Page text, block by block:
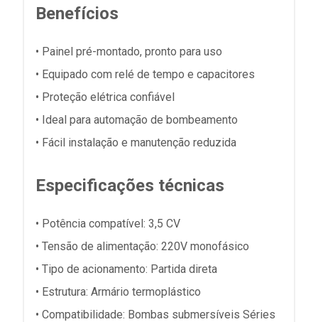
Benefícios
• Painel pré-montado, pronto para uso
• Equipado com relé de tempo e capacitores
• Proteção elétrica confiável
• Ideal para automação de bombeamento
• Fácil instalação e manutenção reduzida
Especificações técnicas
• Potência compatível: 3,5 CV
• Tensão de alimentação: 220V monofásico
• Tipo de acionamento: Partida direta
• Estrutura: Armário termoplástico
• Compatibilidade: Bombas submersíveis Séries